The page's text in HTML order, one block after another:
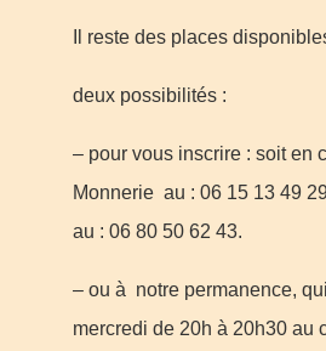
Il reste des places
deux possibilités :
– pour vous inscrire : soit en
Monnerie au : 06 15 13 49
au : 06 80 50 62 43.
– ou à notre permanence,
mercredi de 20h à 20h30 au